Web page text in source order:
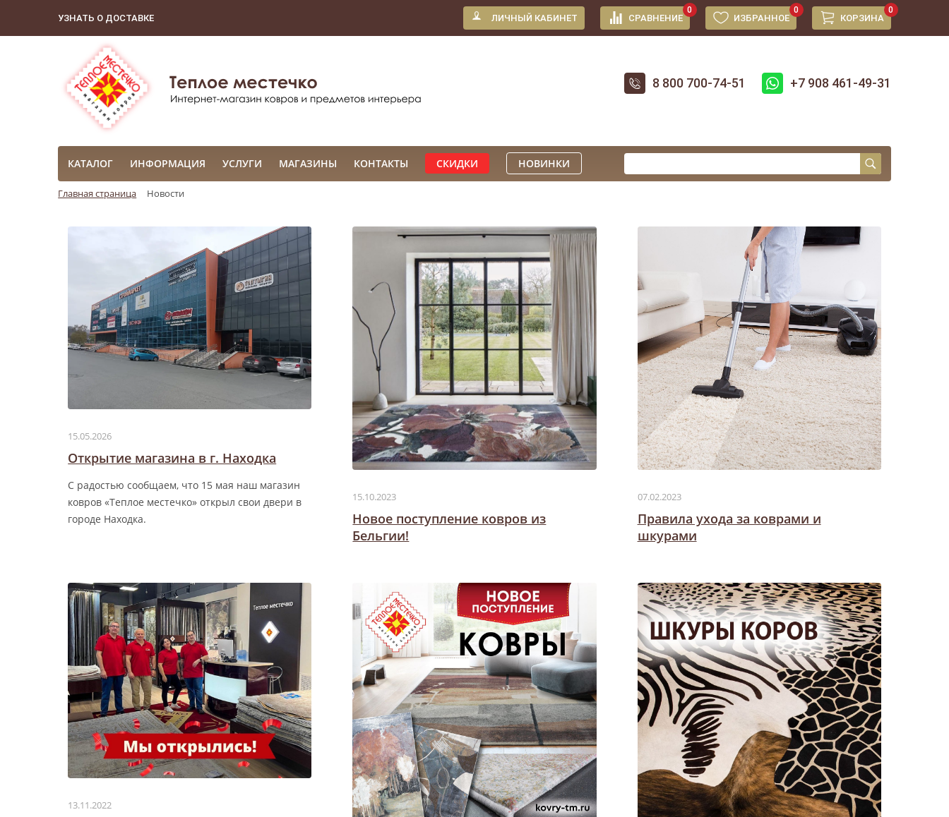
УЗНАТЬ О ДОСТАВКЕ ЛИЧНЫЙ КАБИНЕТ СРАВНЕНИЕ
0
ИЗБРАННОЕ
0
КОРЗИНА
0
8 800 700-74-51 +7 908 461-49-31
КАТАЛОГ ИНФОРМАЦИЯ УСЛУГИ МАГАЗИНЫ КОНТАКТЫ СКИДКИ НОВИНКИ
Главная страница Новости
15.05.2026
Открытие магазина в г. Находка
С радостью сообщаем, что 15 мая наш магазин
ковров «Теплое местечко» открыл свои двери в
городе Находка.
15.10.2023
Новое поступление ковров из
Бельгии!
07.02.2023
Правила ухода за коврами и
шкурами
13.11.2022